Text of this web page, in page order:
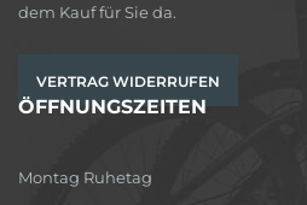
dem Kauf für Sie da.
VERTRAG WIDERRUFEN
ÖFFNUNGSZEITEN
Montag Ruhetag